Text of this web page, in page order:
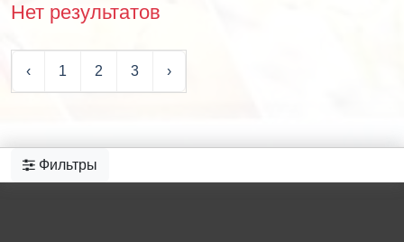
Нет результатов
‹ 1 2 3 ›
Фильтры